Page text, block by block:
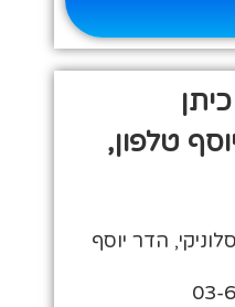
טלפון,
הדר יוסף